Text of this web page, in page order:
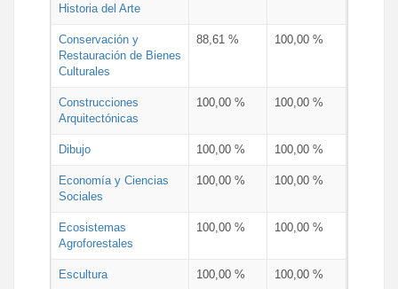
Historia del Arte
Conservación y
Restauración de Bienes
Culturales
88,61 % 100,00 %
Construcciones
Arquitectónicas
100,00 % 100,00 %
Dibujo 100,00 % 100,00 %
Economía y Ciencias
Sociales
100,00 % 100,00 %
Ecosistemas
Agroforestales
100,00 % 100,00 %
Escultura 100,00 % 100,00 %